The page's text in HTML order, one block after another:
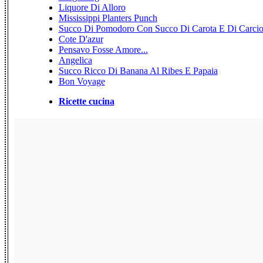
Liquore Di Alloro
Mississippi Planters Punch
Succo Di Pomodoro Con Succo Di Carota E Di
Cote D'azur
Pensavo Fosse Amore...
Angelica
Succo Ricco Di Banana Al Ribes E Papaia
Bon Voyage
Ricette cucina